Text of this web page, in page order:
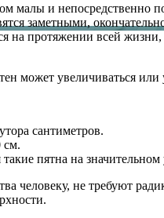
малы и непосредственно
заметными,
протяжении всей
может увеличиваться или
сантиметров.
см.
пятна на значительном
человеку, не требуют